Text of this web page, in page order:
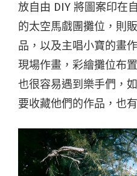
放自由 DIY 將圖案印在
的太空馬戲團攤位，則
品，以及主唱小寶的畫
現場作畫，彩繪攤位布
也很容易遇到樂手們，
要收藏他們的作品，也